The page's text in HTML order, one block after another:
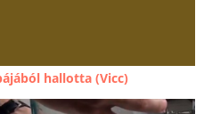
hallotta (Vicc)